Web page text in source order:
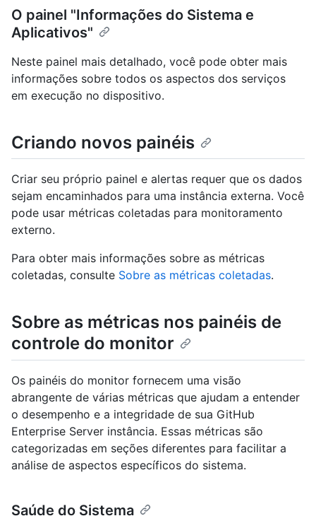
O painel "Informações do Sistema e
Aplicativos"
Neste painel mais detalhado, você pode obter mais
informações sobre todos os aspectos dos serviços
em execução no dispositivo.
Criando novos painéis
Criar seu próprio painel e alertas requer que os dados
sejam encaminhados para uma instância externa. Você
pode usar métricas coletadas para monitoramento
externo.
Para obter mais informações sobre as métricas
coletadas, consulte Sobre as métricas coletadas.
Sobre as métricas nos painéis de
controle do monitor
Os painéis do monitor fornecem uma visão
abrangente de várias métricas que ajudam a entender
o desempenho e a integridade de sua GitHub
Enterprise Server instância. Essas métricas são
categorizadas em seções diferentes para facilitar a
análise de aspectos específicos do sistema.
Saúde do Sistema